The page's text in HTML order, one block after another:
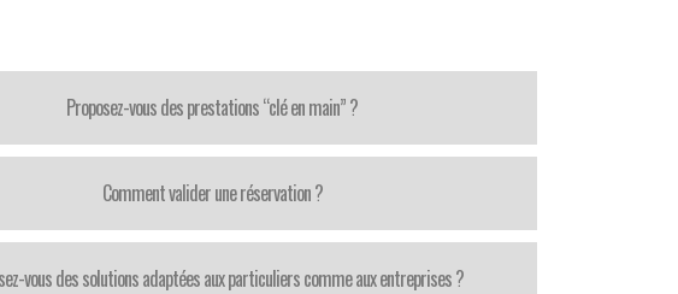
Proposez-vous des prestations “clé en main” ?
Comment valider une réservation ?
vous des solutions adaptées aux particuliers comme aux entreprises ?